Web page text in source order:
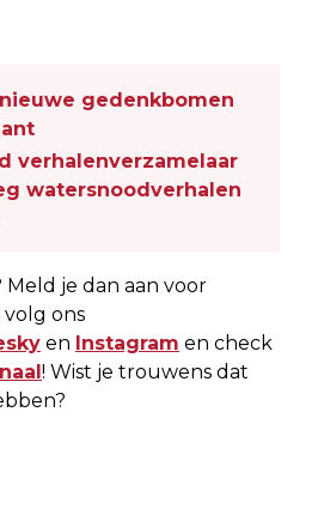
gedenkbomen
verhalenverzamelaar
watersnoodverhalen
Meld je dan aan voor
volg ons
en Instagram en check
! Wist je trouwens dat